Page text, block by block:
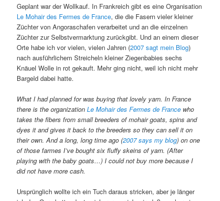
Geplant war der Wollkauf. In Frankreich gibt es eine Organisation
Le Mohair des Fermes de France, die die Fasern vieler kleiner
Züchter von Angoraschafen verarbeitet und an die einzelnen
Züchter zur Selbstvermarktung zurückgibt. Und an einem dieser
Orte habe ich vor vielen, vielen Jahren (2007 sagt mein Blog)
nach ausführlichem Streicheln kleiner Ziegenbabies sechs
Knäuel Wolle in rot gekauft. Mehr ging nicht, weil ich nicht mehr
Bargeld dabei hatte.
What I had planned for was buying that lovely yarn. In France
there is the organizationLe Mohair des Fermes de France who
takes the fibers from small breeders of mohair goats, spins and
dyes it and gives it back to the breeders so they can sell it on
their own. And a long, long time ago (2007 says my blog) on one
of those farmes I’ve bought six fluffy skeins of yarn. (After
playing with the baby goats…) I could not buy more because I
did not have more cash.
Ursprünglich wollte ich ein Tuch daraus stricken, aber je länger